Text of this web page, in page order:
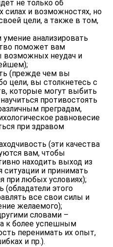
не только об
силах и возможностях, но
цели, а также в том,
анализировать
поможет вам
возможных неудач и
(прежде чем вы
цели, вы столкнетесь с
которые могут выбить
противостоять
преградам,
равновесие
при здравом
(эти качества
вам, чтобы
находить выход из
и принимать
при любых условиях);
(обладатели этого
все свои силы и
желаемого);
словами –
к более успешным
перенимать их опыт,
и пр.).